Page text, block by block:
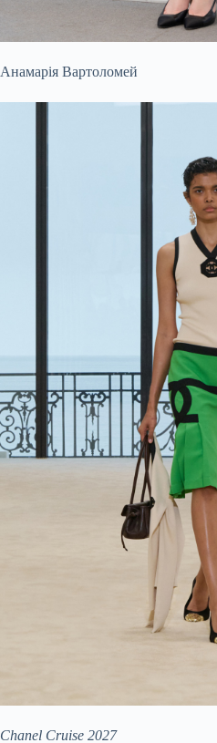
Анамарія Вартоломей
Chanel Cruise 2027